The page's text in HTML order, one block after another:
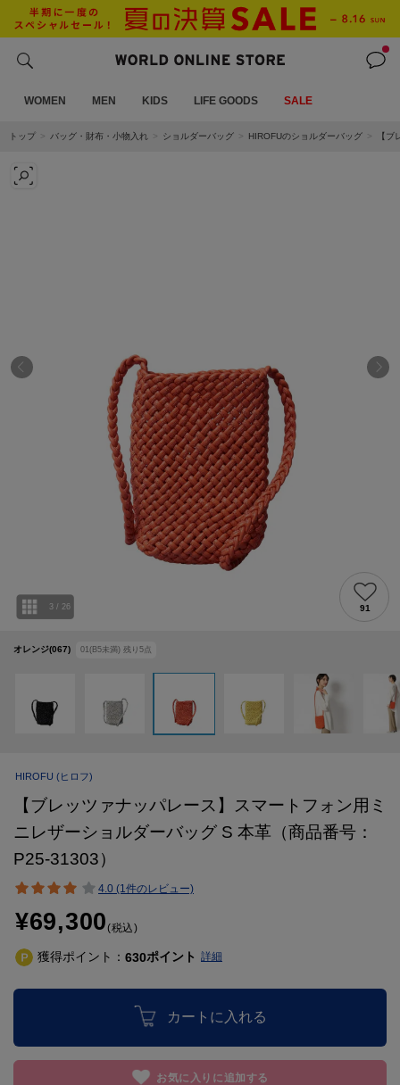
WOMEN MEN KIDS LIFE GOODS SALE
トップ バッグ・財布・小物入れ ショルダーバッグ HIROFUのショルダーバッグ 【
オレンジ(067) 01(B5未満) 残り 5点
3 / 26 91
HIROFU (ヒロフ)
【ブレッツァナッパレース】スマートフォン用ミ
ニレザーショルダーバッグ S 本革（商品番号：
P25-31303）
4.0 (1件のレビュー)
¥69,300(税込)
獲得ポイント： 630ポイント 詳細
カートに入れる
お気に入りに追加する